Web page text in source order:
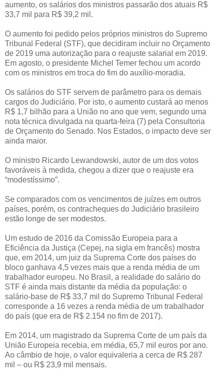
aumento, os salários dos ministros passarão dos atuais R$
33,7 mil para R$ 39,2 mil.
O aumento foi pedido pelos próprios ministros do Supremo
Tribunal Federal (STF), que decidiram incluir no Orçamento
de 2019 uma autorização para o reajuste salarial em 2019.
Em agosto, o presidente Michel Temer fechou um acordo
com os ministros em troca do fim do auxílio-moradia.
Os salários do STF servem de parâmetro para os demais
cargos do Judiciário. Por isto, o aumento custará ao menos
R$ 1,7 bilhão para a União no ano que vem, segundo uma
nota técnica divulgada na quarta-feira (7) pela Consultoria
de Orçamento do Senado. Nos Estados, o impacto deve ser
ainda maior.
O ministro Ricardo Lewandowski, autor de um dos votos
favoráveis à medida, chegou a dizer que o reajuste era
“modestíssimo”.
Se comparados com os vencimentos de juízes em outros
países, porém, os contracheques do Judiciário brasileiro
estão longe de ser modestos.
Um estudo de 2016 da Comissão Europeia para a
Eficiência da Justiça (Cepej, na sigla em francês) mostra
que, em 2014, um juiz da Suprema Corte dos países do
bloco ganhava 4,5 vezes mais que a renda média de um
trabalhador europeu. No Brasil, a realidade do salário do
STF é ainda mais distante da média da população: o
salário-base de R$ 33,7 mil do Supremo Tribunal Federal
corresponde a 16 vezes a renda média de um trabalhador
do país (que era de R$ 2.154 no fim de 2017).
Em 2014, um magistrado da Suprema Corte de um país da
União Europeia recebia, em média, 65,7 mil euros por ano.
Ao câmbio de hoje, o valor equivaleria a cerca de R$ 287
mil – ou R$ 23,9 mil mensais.